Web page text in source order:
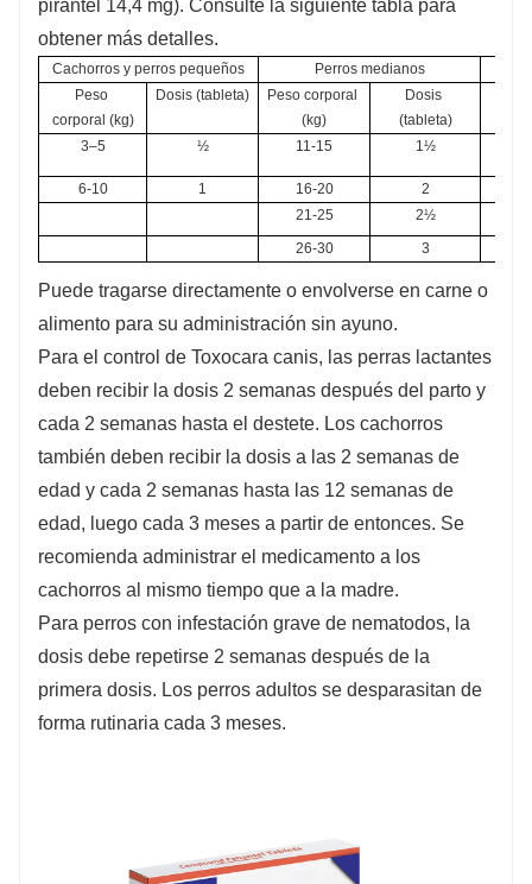
pirantel 14,4 mg). Consulte la siguiente tabla para
obtener más detalles.
Cachorros y perros pequeños
Perros medianos
Peso
corporal (kg)
Dosis (tableta)
Peso corporal
(kg)
Dosis
(tableta)
3–5
½ 11-15 1½
6-10 1 16-20 2
21-25
2½
26-30
3
Puede tragarse directamente o envolverse en carne o
alimento para su administración sin ayuno.
Para el control de Toxocara canis, las perras lactantes
deben recibir la dosis 2 semanas después del parto y
cada 2 semanas hasta el destete. Los cachorros
también deben recibir la dosis a las 2 semanas de
edad y cada 2 semanas hasta las 12 semanas de
edad, luego cada 3 meses a partir de entonces. Se
recomienda administrar el medicamento a los
cachorros al mismo tiempo que a la madre.
Para perros con infestación grave de nematodos, la
dosis debe repetirse 2 semanas después de la
primera dosis. Los perros adultos se desparasitan de
forma rutinaria cada 3 meses.